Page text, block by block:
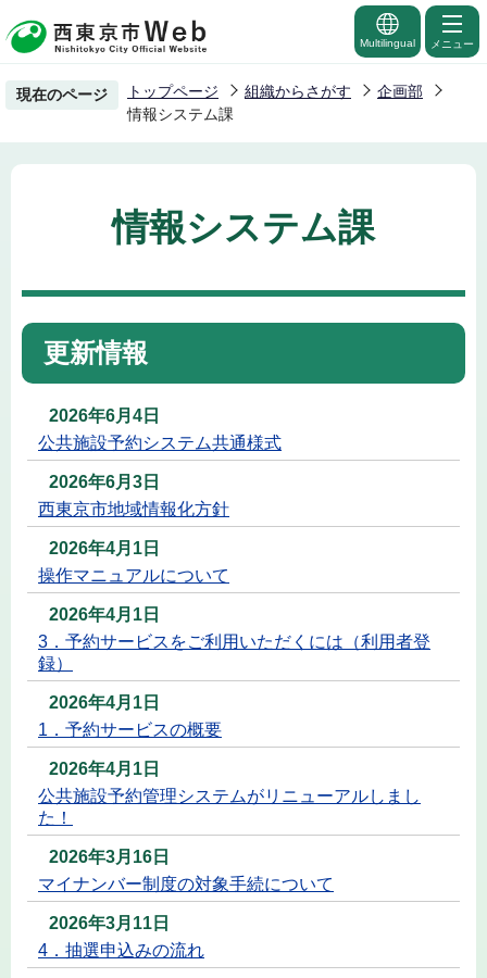
の
ー
Multilingual メニュー
現在のページ トップページ 組織からさがす
企画部
情報システム課
情報システム課
更新情報
2026年6月4日
公共施設予約システム共通様式
2026年6月3日
西東京市地域情報化方針
2026年4月1日
操作マニュアルについて
2026年4月1日
3．予約サービスをご利用いただくには（利用者登
録）
2026年4月1日
1．予約サービスの概要
2026年4月1日
公共施設予約管理システムがリニューアルしまし
た！
2026年3月16日
マイナンバー制度の対象手続について
2026年3月11日
4．抽選申込みの流れ